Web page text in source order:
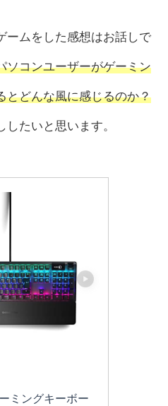
ームをした感想はお話しで
ソコンユーザーがゲーミン
とどんな風に感じるのか？
たいと思います。
ミングキーボー